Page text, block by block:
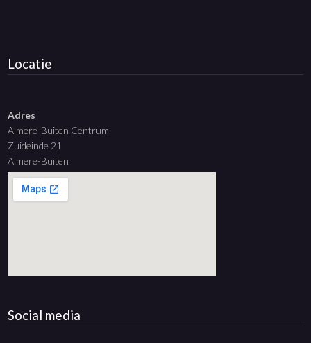
Locatie
Adres
Almere-Buiten Centrum
Zuideinde 21
Almere-Buiten
Social media